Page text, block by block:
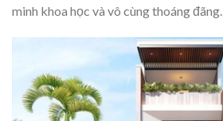
minh khoa học và vô cùng thoáng đãng.